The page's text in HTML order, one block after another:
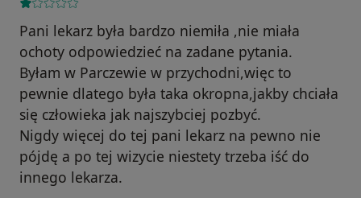
Pani lekarz była bardzo niemiła ,nie miała
ochoty odpowiedzieć na zadane pytania.
Byłam w Parczewie w przychodni,więc to
pewnie dlatego była taka okropna,jakby chciała
się człowieka jak najszybciej pozbyć.
Nigdy więcej do tej pani lekarz na pewno nie
pójdę a po tej wizycie niestety trzeba iść do
innego lekarza.